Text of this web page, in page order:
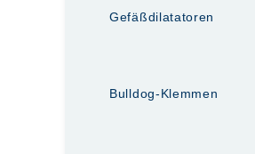
Gefäßdilatatoren
Bulldog-Klemmen